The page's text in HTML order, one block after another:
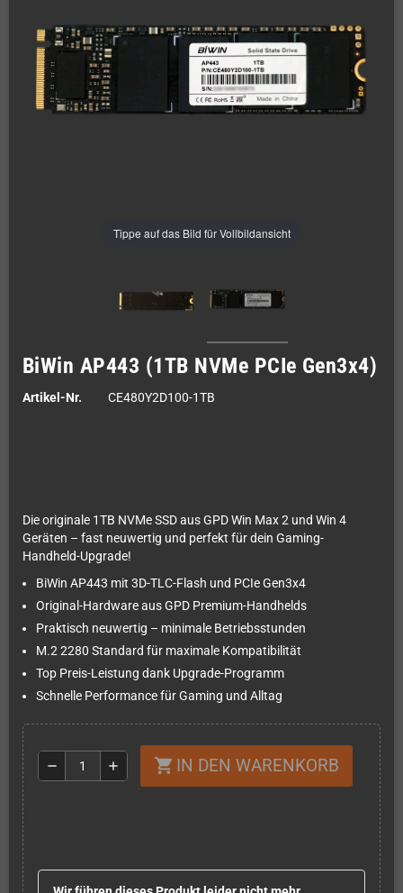
Tippe auf das Bild für Vollbildansicht
BiWin AP443 (1TB NVMe PCIe Gen3x4)
Artikel-Nr. CE480Y2D100-1TB
Die originale 1TB NVMe SSD aus GPD Win Max 2 und Win 4
Geräten – fast neuwertig und perfekt für dein Gaming-
Handheld-Upgrade!
BiWin AP443 mit 3D-TLC-Flash und PCIe Gen3x4
Original-Hardware aus GPD Premium-Handhelds
Praktisch neuwertig – minimale Betriebsstunden
M.2 2280 Standard für maximale Kompatibilität
Top Preis-Leistung dank Upgrade-Programm
Schnelle Performance für Gaming und Alltag
remove add shopping_cart IN DEN WARENKORB